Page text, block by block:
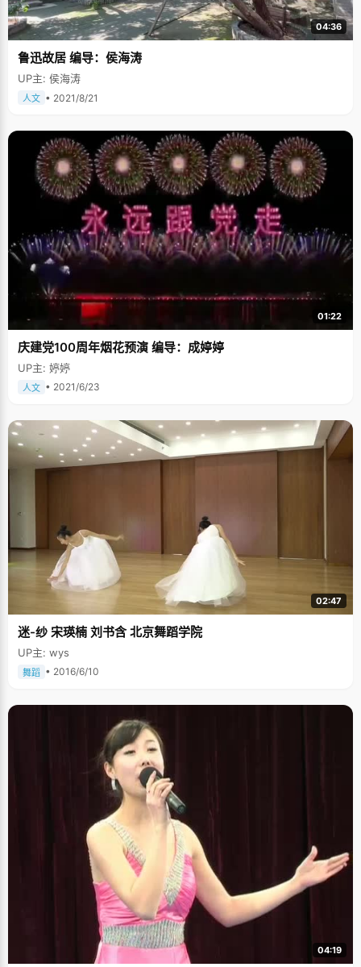
04:36
鲁迅故居 编导：侯海涛
UP主: 侯海涛
人文 • 2021/8/21
01:22
庆建党100周年烟花预演 编导：成婷婷
UP主: 婷婷
人文 • 2021/6/23
02:47
迷-纱 宋瑛楠 刘书含 北京舞蹈学院
UP主: wys
舞蹈 • 2016/6/10
04:19